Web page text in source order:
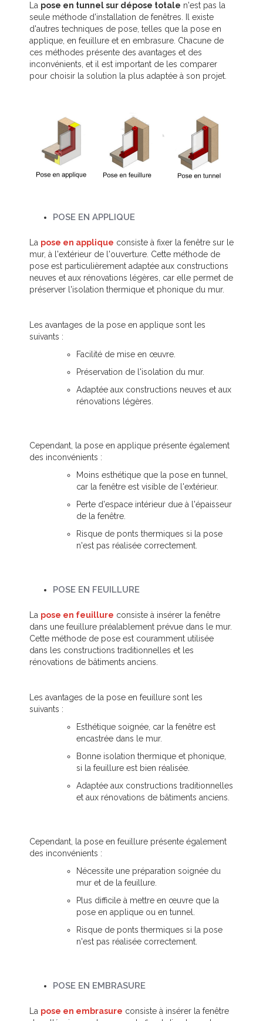
La pose en tunnel sur dépose totale n'est pas la
seule méthode d'installation de fenêtres. Il existe
d'autres techniques de pose, telles que la pose en
applique, en feuillure et en embrasure. Chacune de
ces méthodes présente des avantages et des
inconvénients, et il est important de les comparer
pour choisir la solution la plus adaptée à son projet.
POSE EN APPLIQUE
La pose en applique consiste à fixer la fenêtre sur le
mur, à l'extérieur de l'ouverture. Cette méthode de
pose est particulièrement adaptée aux constructions
neuves et aux rénovations légères, car elle permet de
préserver l'isolation thermique et phonique du mur.
Les avantages de la pose en applique sont les
suivants :
Facilité de mise en œuvre.
Préservation de l'isolation du mur.
Adaptée aux constructions neuves et aux
rénovations légères.
Cependant, la pose en applique présente également
des inconvénients :
Moins esthétique que la pose en tunnel,
car la fenêtre est visible de l'extérieur.
Perte d'espace intérieur due à l'épaisseur
de la fenêtre.
Risque de ponts thermiques si la pose
n'est pas réalisée correctement.
POSE EN FEUILLURE
La pose en feuillure consiste à insérer la fenêtre
dans une feuillure préalablement prévue dans le mur.
Cette méthode de pose est couramment utilisée
dans les constructions traditionnelles et les
rénovations de bâtiments anciens.
Les avantages de la pose en feuillure sont les
suivants :
Esthétique soignée, car la fenêtre est
encastrée dans le mur.
Bonne isolation thermique et phonique,
si la feuillure est bien réalisée.
Adaptée aux constructions traditionnelles
et aux rénovations de bâtiments anciens.
Cependant, la pose en feuillure présente également
des inconvénients :
Nécessite une préparation soignée du
mur et de la feuillure.
Plus difficile à mettre en œuvre que la
pose en applique ou en tunnel.
Risque de ponts thermiques si la pose
n'est pas réalisée correctement.
POSE EN EMBRASURE
La pose en embrasure consiste à insérer la fenêtre